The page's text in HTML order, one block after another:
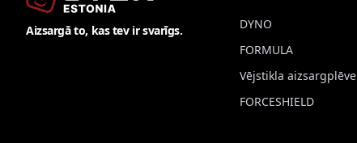
Aizsargā to, kas tev ir svarīgs.
DYNO
FORMULA
Vējstikla aizsargplēve
FORCESHIELD